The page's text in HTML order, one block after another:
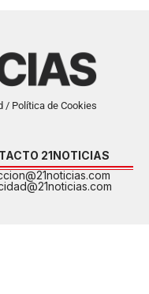
/ Política de Cookies
21NOTICIAS